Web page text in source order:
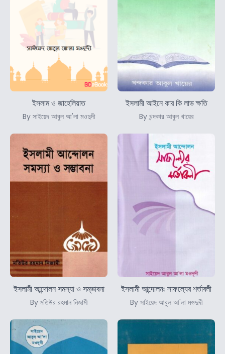
ইসলাম ও জাহেলিয়াত
By সাইয়েদ আবুল আ'লা মওদুদী
ইসলামী আইনে কার কি লাভ ক্ষতি
By খন্দকার আবুল খায়ের
ইসলামী আন্দোলন সমস্যা ও সম্ভাবনা
By মতিউর রহমান নিজামী
ইসলামী আন্দোলনঃ সাফল্যের শর্তাবলী
By সাইয়েদ আবুল আ'লা মওদুদী